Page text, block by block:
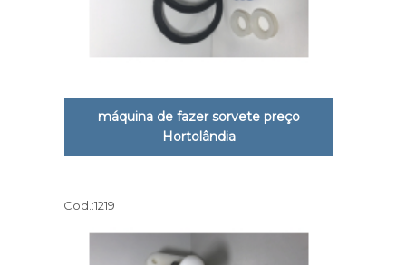
máquina de fazer sorvete preço
Hortolândia
Cod.:1219